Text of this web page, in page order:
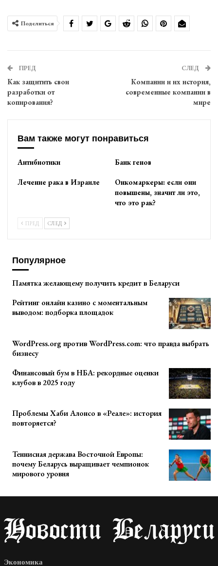
Поделиться
ПРЕД
Как защитить свои
разработки от
копирования?
СЛЕД
Компании и их история,
современные компании в
мире
Вам также могут понравиться
Антибиотики Банк генов
Лечение рака в Израиле
Онкомаркеры: если они
повышены, значит ли это,
что это рак?
ПРЕД СЛЕД
Популярное
Памятка желающему получить кредит в Беларуси
Рейтинг онлайн казино с моментальным
выводом: подборка площадок
WordPress.org против WordPress.com: что правда выбрать
бизнесу
Финансовый бум в НБА: рекордные оценки
клубов в 2025 году
Проблемы Хаби Алонсо в «Реале»: история
повторяется?
Теннисная держава Восточной Европы:
почему Беларусь выращивает чемпионок
мирового уровня
Экономика